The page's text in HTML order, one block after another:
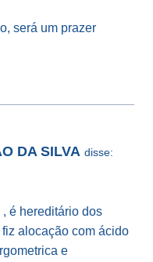
será um prazer
DA SILVA disse:
é hereditário dos
alocação com ácido
e